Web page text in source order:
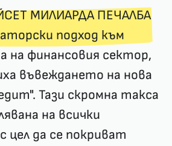
МИЛИАРДА ПЕЧАЛБА
подход към
на финансовия сектор,
въвеждането на нова
Тази скромна такса
на всички
цел да се покриват